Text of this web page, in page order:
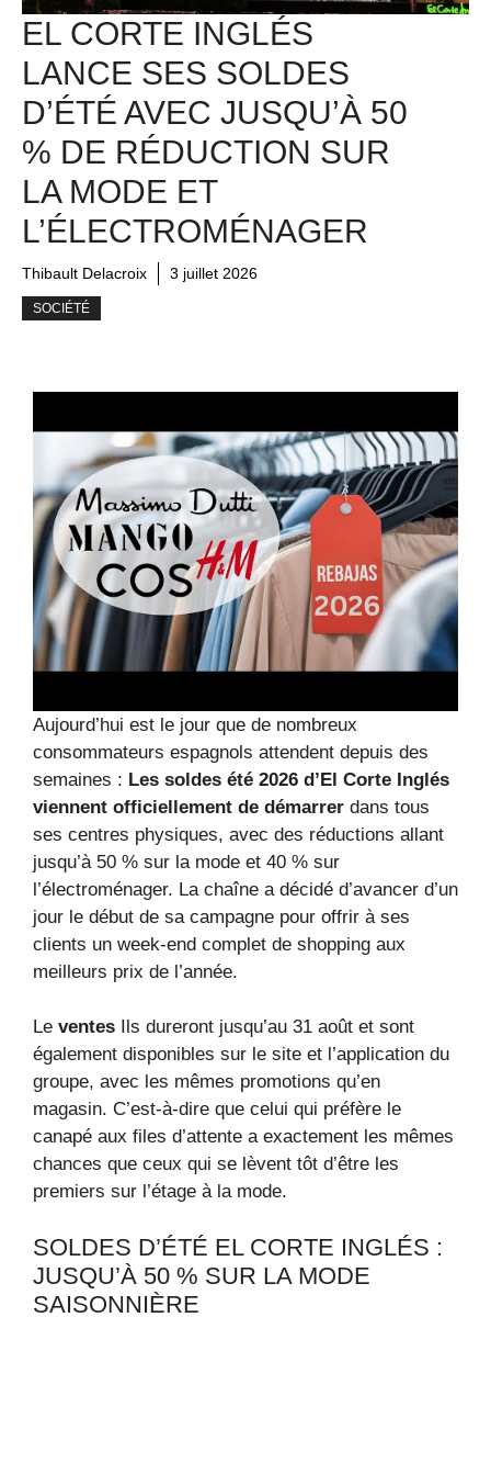
EL CORTE INGLÉS
LANCE SES SOLDES
D’ÉTÉ AVEC JUSQU’À 50
% DE RÉDUCTION SUR
LA MODE ET
L’ÉLECTROMÉNAGER
Thibault Delacroix 3 juillet 2026
SOCIÉTÉ
Aujourd’hui est le jour que de nombreux
consommateurs espagnols attendent depuis des
semaines : Les soldes été 2026 d’El Corte Inglés
viennent officiellement de démarrer dans tous
ses centres physiques, avec des réductions allant
jusqu’à 50 % sur la mode et 40 % sur
l’électroménager. La chaîne a décidé d’avancer d’un
jour le début de sa campagne pour offrir à ses
clients un week-end complet de shopping aux
meilleurs prix de l’année.
Le ventes Ils dureront jusqu’au 31 août et sont
également disponibles sur le site et l’application du
groupe, avec les mêmes promotions qu’en
magasin. C’est-à-dire que celui qui préfère le
canapé aux files d’attente a exactement les mêmes
chances que ceux qui se lèvent tôt d’être les
premiers sur l’étage à la mode.
SOLDES D’ÉTÉ EL CORTE INGLÉS :
JUSQU’À 50 % SUR LA MODE
SAISONNIÈRE